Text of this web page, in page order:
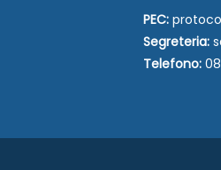
PEC:
Segreteria:
Telefono: